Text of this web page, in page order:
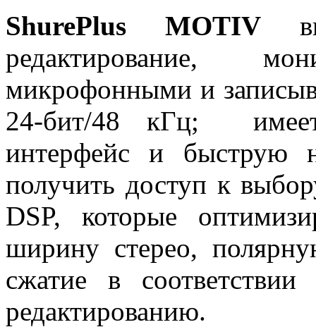
ShurePlus MOTIV
редактирование,
микрофонными и
24-бит/48 кГц;
интерфейс и быструю
получить доступ к
DSP, которые
ширину стерео,
сжатие в
редактированию.